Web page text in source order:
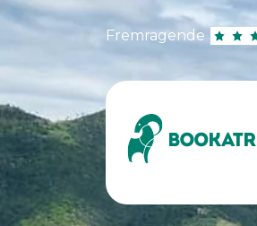
Fremragende